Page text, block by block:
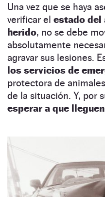
Una vez que se haya
verificar el estado del
herido, no se debe
absolutamente
agravar sus lesiones.
los servicios de
protectora de
de la situación. Y, por
esperar a que lleguen